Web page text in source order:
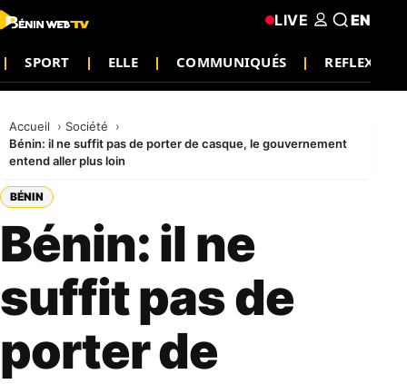
SPORT ELLE COMMUNIQUÉS REFLEXION
LIVE EN
Accueil
Société
Bénin: il ne suffit pas de porter de casque, le gouvernement
entend aller plus loin
BÉNIN
Bénin: il ne
suffit pas de
porter de